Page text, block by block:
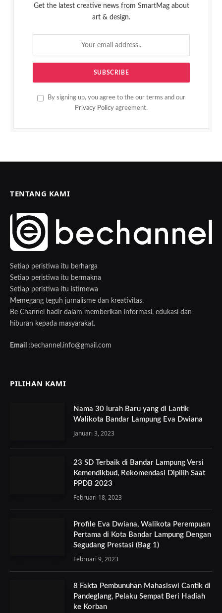
Get the latest creative news from SmartMag about
art & design.
By signing up, you agree to the our terms and our
Privacy Policy agreement.
TENTANG KAMI
Setiap peristiwa itu berharga
Setiap peristiwa itu bermakna
Setiap peristiwa itu istimewa
Memegang teguh jurnalisme dan kreativitas.
Be Channel hadir dalam memberikan informasi, edukasi dan
hiburan kepada masyarakat.
Email : bechannel.info@gmail.com
PILIHAN KAMI
Nama 30 lurah Baru yang di Lantik
Walikota Bandar Lampung Eva Dwiana
Januari 3, 2023
23 SD Terbaik di Bandar Lampung Versi
Kemendikbud, Rekomendasi Dipilih Saat
PPDB 2023
Februari 18, 2023
Profile Eva Dwiana, Walikota Perempuan
Pertama di Kota Bandar Lampung Dengan
Segudang Prestasi (Bag 1)
Februari 9, 2023
8 Fakta Pembunuhan Mahasiswi Cantik di
Pandeglang, Pelaku Sempat Beri Hadiah
ke Korban